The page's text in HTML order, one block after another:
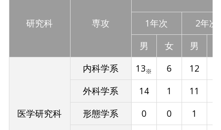
研究科 専攻 1年次
2年次
男
女 男
医学研究科
内科学系 13※ 6 12
外科学系
14 1 11
形態学系
0 0 1